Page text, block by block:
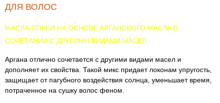
ДЛЯ ВОЛОС
МАСЛА-СПРЕИ НА ОСНОВЕ АРГАНОВОГО МАСЛА В
СОЧЕТАНИИ С ДРУГИМИ ВИДАМИ МАСЕЛ
Аргана отлично сочетается с другими видами масел и
дополняет их свойства. Такой микс придает локонам упругость,
защищает от пагубного воздействия солнца, уменьшает время,
потраченное на сушку волос феном.